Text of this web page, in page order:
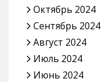
Октябрь 2024
Сентябрь 2024
Август 2024
Июль 2024
Июнь 2024